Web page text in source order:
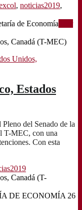
, noticias2019,
de Economía
Canadá (T-MEC)
Estados
del Senado de la
T-MEC, con una
Con esta
Canadá (T-
DE ECONOMÍA 26